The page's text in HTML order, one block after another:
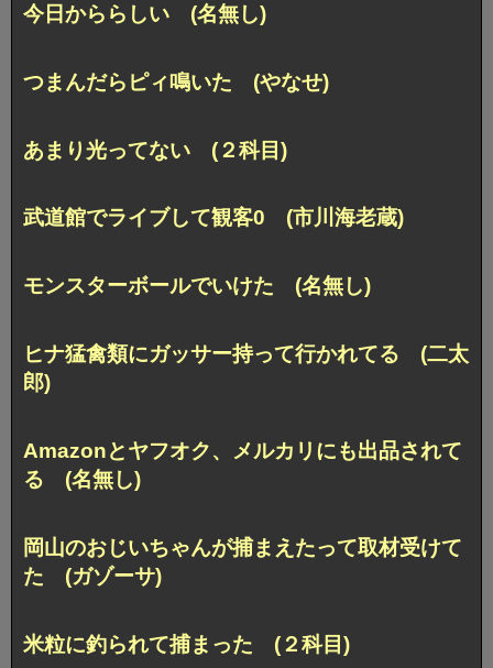
今日かららしい (名無し)
つまんだらピィ鳴いた (やなせ)
あまり光ってない (２科目)
武道館でライブして観客0 (市川海老蔵)
モンスターボールでいけた (名無し)
ヒナ猛禽類にガッサー持って行かれてる (二太
郎)
Amazonとヤフオク、メルカリにも出品されて
る (名無し)
岡山のおじいちゃんが捕まえたって取材受けて
た (ガゾーサ)
米粒に釣られて捕まった (２科目)